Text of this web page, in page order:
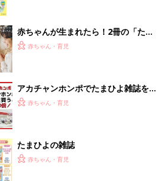
赤ちゃんが生まれたら！2冊の「たま
ひよ」
赤ちゃん・育児
アカチャンホンポでたまひよ雑誌を買
うとポイント10倍【期間限定】
赤ちゃん・育児
たまひよの雑誌
赤ちゃん・育児